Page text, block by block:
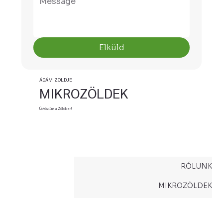
Elküld
ÁDÁM ZÖLDJE
MIKROZÖLDEK
Üdvözlünk a Zöldben!
RÓLUNK
MIKROZÖLDEK